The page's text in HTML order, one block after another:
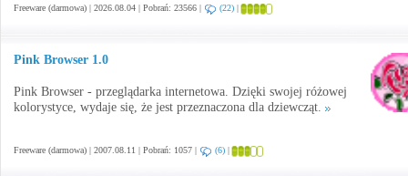
Freeware (darmowa) | 2026.08.04 | Pobrań: 23566 | (22) |
Pink Browser 1.0
Pink Browser - przeglądarka internetowa. Dzięki swojej różowej
kolorystyce, wydaje się, że jest przeznaczona dla dziewcząt.
Freeware (darmowa) | 2007.08.11 | Pobrań: 1057 | (6) |